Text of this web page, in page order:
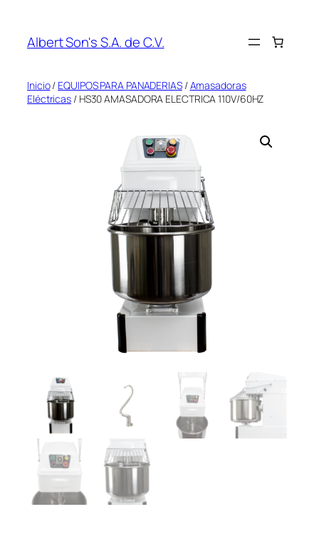
contenido
Albert Son's S.A. de C.V.
Inicio/ EQUIPOS PARA PANADERIAS/Amasadoras
Eléctricas / HS30 AMASADORA ELECTRICA 110V/60HZ